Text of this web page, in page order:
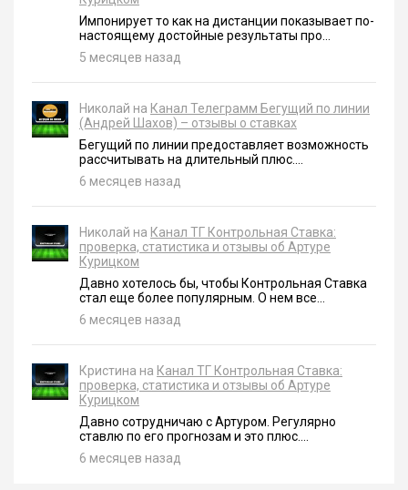
Импонирует то как на дистанции показывает по-
настоящему достойные результаты про...
5 месяцев назад
Николай на Канал Телеграмм Бегущий по линии
(Андрей Шахов) – отзывы о ставках
Бегущий по линии предоставляет возможность
рассчитывать на длительный плюс....
6 месяцев назад
Николай на Канал ТГ Контрольная Ставка:
проверка, статистика и отзывы об Артуре
Курицком
Давно хотелось бы, чтобы Контрольная Ставка
стал еще более популярным. О нем все...
6 месяцев назад
Кристина на Канал ТГ Контрольная Ставка:
проверка, статистика и отзывы об Артуре
Курицком
Давно сотрудничаю с Артуром. Регулярно
ставлю по его прогнозам и это плюс....
6 месяцев назад